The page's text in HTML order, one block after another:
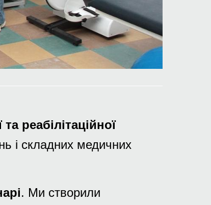
реабілітаційної
і складних медичних
. Ми створили